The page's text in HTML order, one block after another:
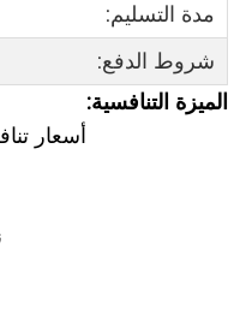
مدة التسليم:
شروط الدفع:
الميزة التنافسية:
أسعار